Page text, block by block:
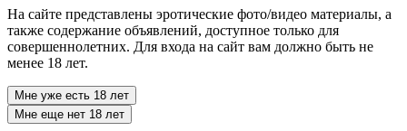
На сайте представлены эротические фото/видео материалы, а
также содержание объявлений, доступное только для
совершеннолетних. Для входа на сайт вам должно быть не
менее 18 лет.
Мне уже есть 18 лет
Мне еще нет 18 лет